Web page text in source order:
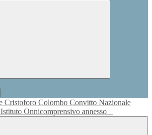
Convitto Nazionale
Istituto Onnicomprensivo annesso